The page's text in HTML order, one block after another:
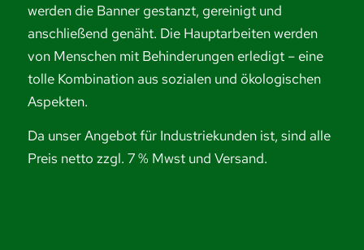
werden die Banner gestanzt, gereinigt und
anschließend genäht. Die Hauptarbeiten werden
von Menschen mit Behinderungen erledigt – eine
tolle Kombination aus sozialen und ökologischen
Aspekten.
Da unser Angebot für Industriekunden ist, sind alle
Preis netto zzgl. 7 % Mwst und Versand.